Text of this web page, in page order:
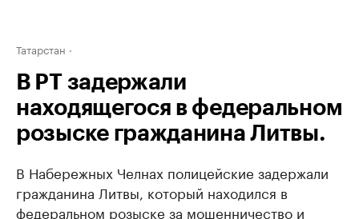
Татарстан
В РТ задержали
находящегося в федеральном
розыске гражданина Литвы.
В Набережных Челнах полицейские задержали
гражданина Литвы, который находился в
федеральном розыске за мошенничество и